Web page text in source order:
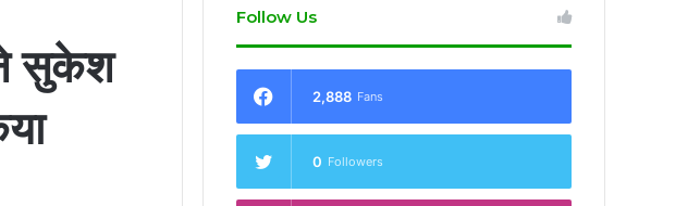
ने सुकेश
Follow Us
2,888 Fans
0 Followers